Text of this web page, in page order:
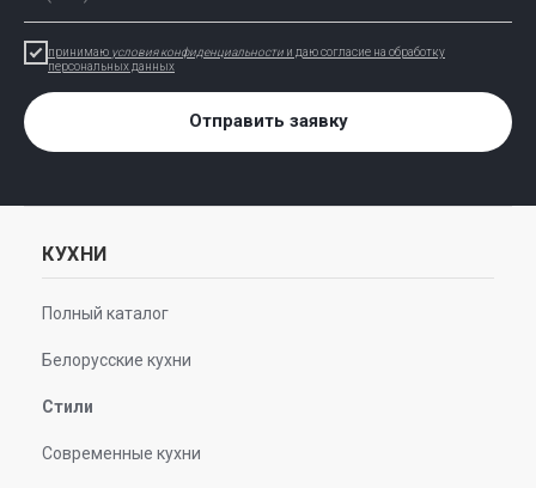
принимаю условия конфиденциальности и даю согласие на обработку
персональных данных
Отправить заявку
КУХНИ
Полный каталог
Белорусские кухни
Стили
Современные кухни